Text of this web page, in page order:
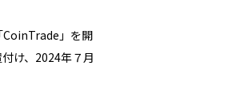
CoinTrade」を開
け、2024年７月